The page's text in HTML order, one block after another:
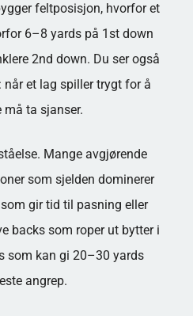
feltposisjon, hvorfor et
6–8 yards på 1st down
2nd down. Du ser også
et lag spiller trygt for å
må ta sjanser.
Mange avgjørende
som sjelden dominerer
gir tid til pasning eller
backs som roper ut bytter i
som kan gi 20–30 yards
angrep.